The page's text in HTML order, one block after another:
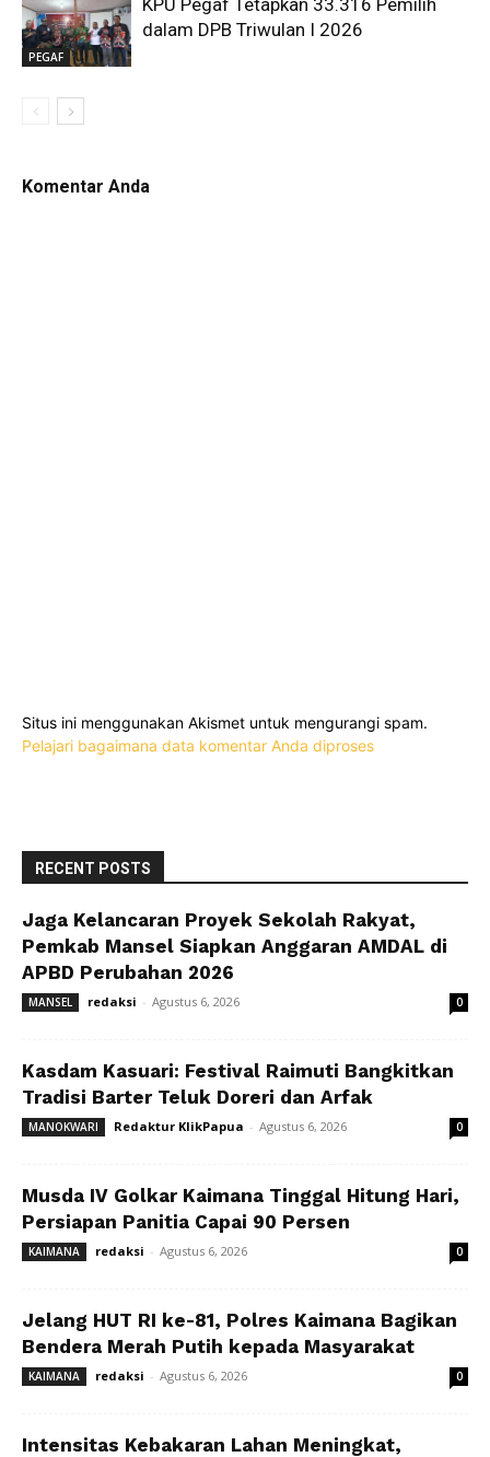
PEGAF
dalam DPB Triwulan I 2026
Komentar Anda
Situs ini menggunakan Akismet untuk mengurangi spam.
Pelajari bagaimana data komentar Anda diproses
RECENT POSTS
Jaga Kelancaran Proyek Sekolah Rakyat,
Pemkab Mansel Siapkan Anggaran AMDAL di
APBD Perubahan 2026
MANSEL redaksi - Agustus 6, 2026 0
Kasdam Kasuari: Festival Raimuti Bangkitkan
Tradisi Barter Teluk Doreri dan Arfak
MANOKWARI Redaktur KlikPapua - Agustus 6, 2026 0
Musda IV Golkar Kaimana Tinggal Hitung Hari,
Persiapan Panitia Capai 90 Persen
KAIMANA redaksi - Agustus 6, 2026 0
Jelang HUT RI ke-81, Polres Kaimana Bagikan
Bendera Merah Putih kepada Masyarakat
KAIMANA redaksi - Agustus 6, 2026 0
Intensitas Kebakaran Lahan Meningkat,